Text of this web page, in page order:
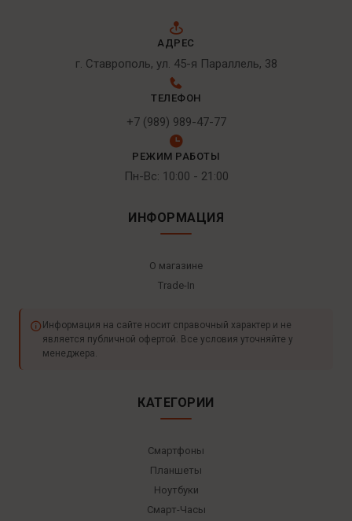
АДРЕС
г. Ставрополь, ул. 45-я Параллель, 38
ТЕЛЕФОН
+7 (989) 989-47-77
РЕЖИМ РАБОТЫ
Пн-Вс: 10:00 - 21:00
ИНФОРМАЦИЯ
О магазине
Trade-In
Информация на сайте носит справочный характер и не
является публичной офертой. Все условия уточняйте у
менеджера.
КАТЕГОРИИ
Смартфоны
Планшеты
Ноутбуки
Смарт-Часы